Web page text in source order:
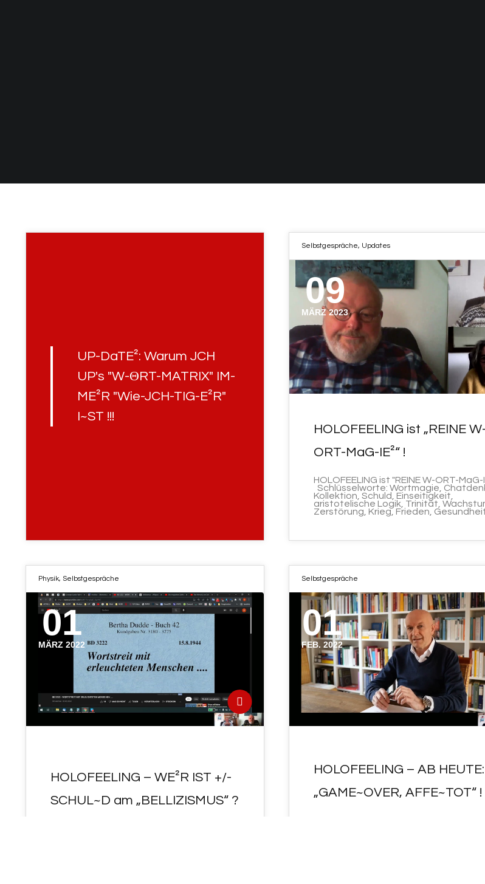
UP-DaTE²: Warum JCH
UP's "W-ΘRT-MATRIX" IM-
ME²R "Wie-JCH-TIG-E²R"
I~ST !!!
Selbstgespräche, Updates
09
MÄRZ 2023
HOLOFEELING ist „REINE
ORT-MaG-IE²“ !
HOLOFEELING ist "REINE W-ORT-MaG-
Schlüsselworte: Wortmagie,
Kollektion, Schuld, Einseitigkeit,
aristotelische Logik, Trinität,
Zerstörung, Krieg, Frieden,
Physik, Selbstgespräche
01
MÄRZ 2022
HOLOFEELING – WE²R IST +/-
SCHUL~D am „BELLIZISMUS“ ?
Selbstgespräche
01
FEB. 2022
HOLOFEELING – AB HEUTE:
„GAME~OVER, AFFE~TOT“ !